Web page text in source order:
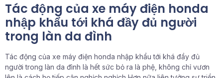
Tác động của xe máy điện honda
nhập khẩu tới khá đầy đủ người
trong làn da đình
Tác động của xe máy điện honda nhập khẩu tới khá đầy đủ
người trong làn da đình là hết sức bỏ ra là phệ, không chỉ vươn